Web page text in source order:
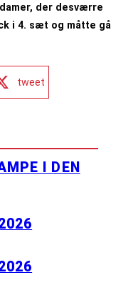
der desværre
i 4. sæt og måtte gå
tweet
I DEN